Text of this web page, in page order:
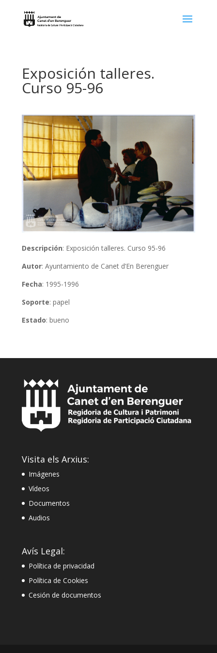
Exposición talleres.
Curso 95-96
Descripción: Exposición talleres. Curso 95-96
Autor: Ayuntamiento de Canet d’En Berenguer
Fecha: 1995-1996
Soporte: papel
Estado: bueno
Visita els Arxius:
Imágenes
Vídeos
Documentos
Audios
Avís Legal:
Política de privacidad
Política de Cookies
Cesión de documentos